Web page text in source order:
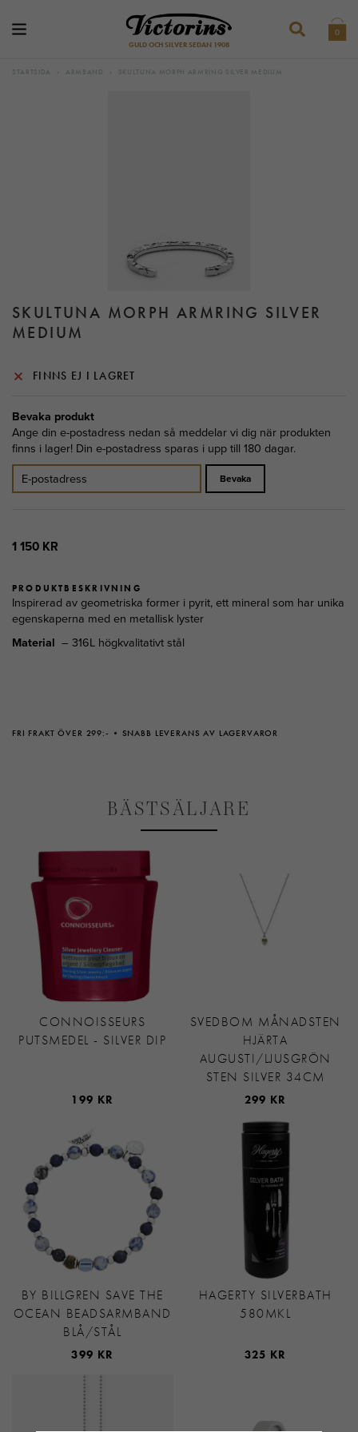
GULD OCH SILVER SEDAN 1908
0
STARTSIDA ARMBAND SKULTUNA MORPH ARMRING SILVER MEDIUM
SKULTUNA MORPH ARMRING SILVER
MEDIUM
PRODUKTBESKRIVNING
Inspirerad av geometriska former i pyrit, ett mineral som har unika
egenskaperna med en metallisk lyster
Material – 316L högkvalitativt stål
1 150 KR
FINNS EJ I LAGRET
Bevaka produkt
Ange din e-postadress nedan så meddelar vi dig när produkten
finns i lager! Din e-postadress sparas i upp till 180 dagar.
Bevaka
FRI FRAKT ÖVER 299:- SNABB LEVERANS AV LAGERVAROR
BÄSTSÄLJARE
CONNOISSEURS
PUTSMEDEL - SILVER DIP
199 KR
SVEDBOM MÅNADSTEN
HJÄRTA
AUGUSTI/LJUSGRÖN
STEN SILVER 34CM
299 KR
BY BILLGREN SAVE THE
OCEAN BEADSARMBAND
BLÅ/STÅL
399 KR
HAGERTY SILVERBATH
580MKL
325 KR